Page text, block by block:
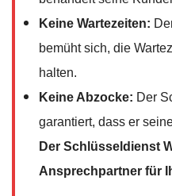
Keine Wartezeiten:
bemüht sich, die
halten.
Keine Abzocke: Der
garantiert, dass er
Der Schlüsseldienst
Ansprechpartner für